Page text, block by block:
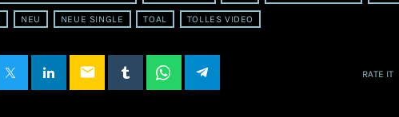
NEU NEUE SINGLE TOAL TOLLES VIDEO
email RATE IT